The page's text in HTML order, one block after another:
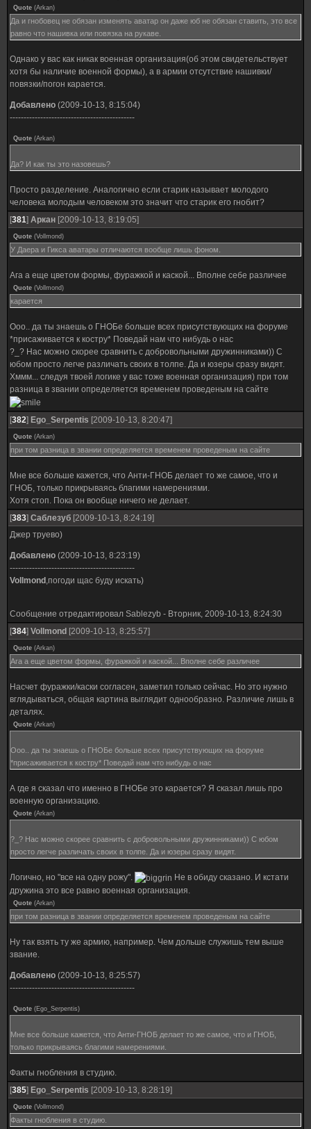
Quote (Arkan)
Да и гнобовец не обязан изменять аватар он даже юб не обязан ставить, это все
равно что нашивка или повязка на рукаве.
Однако у вас как никак военная организация(об этом свидетельствует
хотя бы наличие военной формы), а в армии отсутствие нашивки/
повязки/погон карается.
Добавлено (2009-10-13, 8:15:04)
---------------------------------------------
Quote (Arkan)
Да? И как ты это назовешь?
Просто разделение. Аналогично если старик называет молодого
человека молодым человеком это значит что старик его гнобит?
[381] Аркан [2009-10-13, 8:19:05]
Quote (Vollmond)
У Даера и Гикса аватары отличаются вообще лишь фоном.
Ага а еще цветом формы, фуражкой и каской... Вполне себе различее
Quote (Vollmond)
карается
Ооо.. да ты знаешь о ГНОБе больше всех присутствующих на форуме
*присаживается к костру* Поведай нам что нибудь о нас
?_? Нас можно скорее сравнить с добровольными дружинниками)) С
юбом просто легче различать своих в толпе. Да и юзеры сразу видят.
Хммм... следуя твоей логике у вас тоже военная организация) при том
разница в звании определяется временем проведеным на сайте
[382] Ego_Serpentis [2009-10-13, 8:20:47]
Quote (Arkan)
при том разница в звании определяется временем проведеным на сайте
Мне все больше кажется, что Анти-ГНОБ делает то же самое, что и
ГНОБ, только прикрываясь благими намерениями.
Хотя стоп. Пока он вообще ничего не делает.
[383] Саблезуб [2009-10-13, 8:24:19]
Джер труево)
Добавлено (2009-10-13, 8:23:19)
---------------------------------------------
Vollmond ,погоди щас буду искать)
Сообщение отредактировал Sablezyb - Вторник, 2009-10-13, 8:24:30
[384] Vollmond [2009-10-13, 8:25:57]
Quote (Arkan)
Ага а еще цветом формы, фуражкой и каской... Вполне себе различее
Насчет фуражки/каски согласен, заметил только сейчас. Но это нужно
вглядываться, общая картина выглядит однообразно. Различие лишь в
деталях.
Quote (Arkan)
Ооо.. да ты знаешь о ГНОБе больше всех присутствующих на форуме
*присаживается к костру* Поведай нам что нибудь о нас
А где я сказал что именно в ГНОБе это карается? Я сказал лишь про
военную организацию.
Quote (Arkan)
?_? Нас можно скорее сравнить с добровольными дружинниками)) С юбом
просто легче различать своих в толпе. Да и юзеры сразу видят.
Логично, но "все на одну рожу".
Не в обиду сказано. И кстати
дружина это все равно военная организация.
Quote (Arkan)
при том разница в звании определяется временем проведеным на сайте
Ну так взять ту же армию, например. Чем дольше служишь тем выше
звание.
Добавлено (2009-10-13, 8:25:57)
---------------------------------------------
Quote (Ego_Serpentis)
Мне все больше кажется, что Анти-ГНОБ делает то же самое, что и ГНОБ,
только прикрываясь благими намерениями.
Факты гнобления в студию.
[385] Ego_Serpentis [2009-10-13, 8:28:19]
Quote (Vollmond)
Факты гнобления в студию.